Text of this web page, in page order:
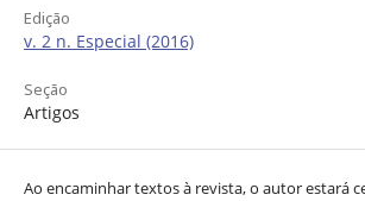
Edição
v. 2 n. Especial (2016)
Seção
Artigos
Ao encaminhar textos à revista, o autor estará